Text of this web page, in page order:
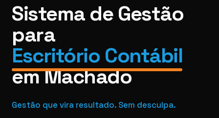
Sistema de Gestão
para
Escritório Contábil
em Machado
Gestão que vira resultado. Sem desculpa.